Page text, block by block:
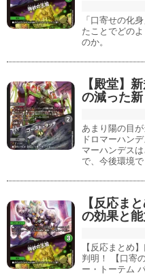
「口寄せの化
たことでどの
のか。
【殿堂】
の減った
あまり陽の目
ドロマーハン
マーハンデス
で、今後環境
【反応ま
の効果と能
【反応まとめ
判明！ 【口寄
ー・トーテム